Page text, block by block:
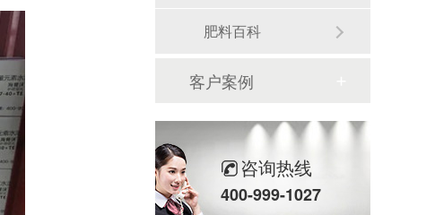
肥料百科
客户案例
咨询热线
400-999-1027